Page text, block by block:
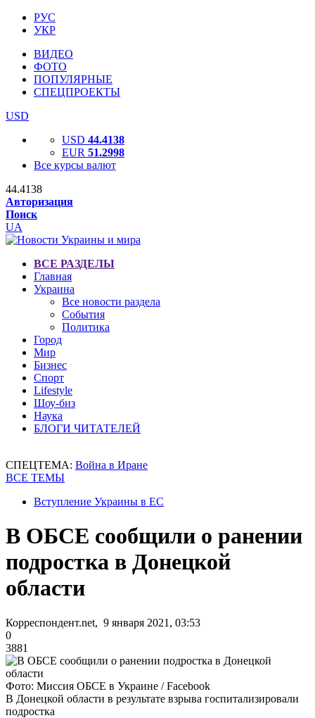
РУС
УКР
ВИДЕО
ФОТО
ПОПУЛЯРНЫЕ
СПЕЦПРОЕКТЫ
USD
USD 44.4138
EUR 51.2998
Все курсы валют
44.4138
Авторизация
Поиск
UA
ВСЕ РАЗДЕЛЫ
Главная
Украина
Все новости раздела
События
Политика
Город
Мир
Бизнес
Спорт
Lifestyle
Шоу-биз
Наука
БЛОГИ ЧИТАТЕЛЕЙ
СПЕЦТЕМА: Война в Иране
ВСЕ ТЕМЫ
Вступление Украины в ЕС
В ОБСЕ сообщили о ранении
подростка в Донецкой
области
Корреспондент.net, 9 января 2021, 03:53
0
3881
Фото: Миссия ОБСЕ в Украине / Facebook
В Донецкой области в результате взрыва госпитализировали
подростка